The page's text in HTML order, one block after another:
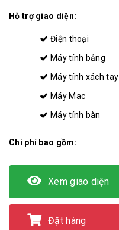
Hỗ trợ giao diện:
Điện thoại
Máy tính bảng
Máy tính xách tay
Máy Mac
Máy tính bàn
Chi phí bao gồm:
Xem giao diện
Đặt hàng